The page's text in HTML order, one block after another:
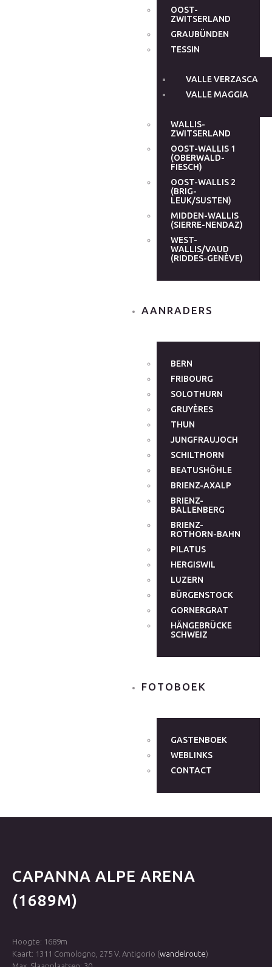
OOST-
ZWITSERLAND
GRAUBÜNDEN
TESSIN
VALLE VERZASCA
VALLE MAGGIA
WALLIS-
ZWITSERLAND
OOST-WALLIS 1
(OBERWALD-
FIESCH)
OOST-WALLIS 2
(BRIG-
LEUK/SUSTEN)
MIDDEN-WALLIS
(SIERRE-NENDAZ)
WEST-
WALLIS/VAUD
(RIDDES-GENÈVE)
AANRADERS
BERN
FRIBOURG
SOLOTHURN
GRUYÈRES
THUN
JUNGFRAUJOCH
SCHILTHORN
BEATUSHÖHLE
BRIENZ-AXALP
BRIENZ-
BALLENBERG
BRIENZ-
ROTHORN-BAHN
PILATUS
HERGISWIL
LUZERN
BÜRGENSTOCK
GORNERGRAT
HÄNGEBRÜCKE
SCHWEIZ
FOTOBOEK
GASTENBOEK
WEBLINKS
CONTACT
CAPANNA ALPE ARENA
(1689M)
Hoogte: 1689m
Kaart: 1311 Comologno, 275 V. Antigorio (wandelroute)